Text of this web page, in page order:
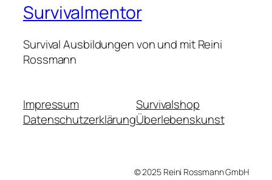
Survivalmentor
Survival Ausbildungen von und mit Reini
Rossmann
Impressum
Datenschutzerklärung
Survivalshop
Überlebenskunst
© 2025 Reini Rossmann GmbH